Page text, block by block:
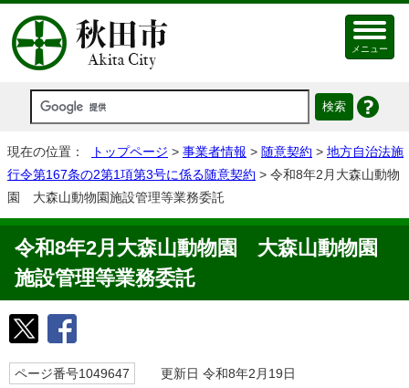
メニュー
現在の位置： トップページ > 事業者情報 > 随意契約 > 地方自治法施
行令第167条の2第1項第3号に係る随意契約 > 令和8年2月大森山動物
園 大森山動物園施設管理等業務委託
令和8年2月大森山動物園 大森山動物園
施設管理等業務委託
ページ番号1049647 更新日 令和8年2月19日